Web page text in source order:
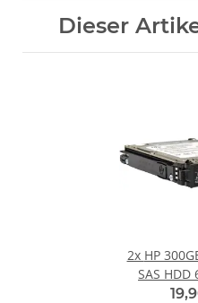
Dieser
2x HP
SAS HDD